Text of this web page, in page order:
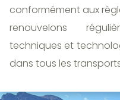
conformément aux
renouvelons
techniques et
dans tous les